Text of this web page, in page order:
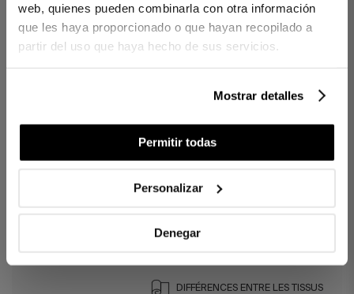
web, quienes pueden combinarla con otra información
que les haya proporcionado o que hayan recopilado a
partir del uso que haya hecho de sus servicios.
Mostrar detalles
Permitir todas
Personalizar
Denegar
Rembourra geen fibre creuse siliconée recyclée
Réf. 8422636973831-agrupado
DIFFÉRENCES ENTRE LES TISSUS